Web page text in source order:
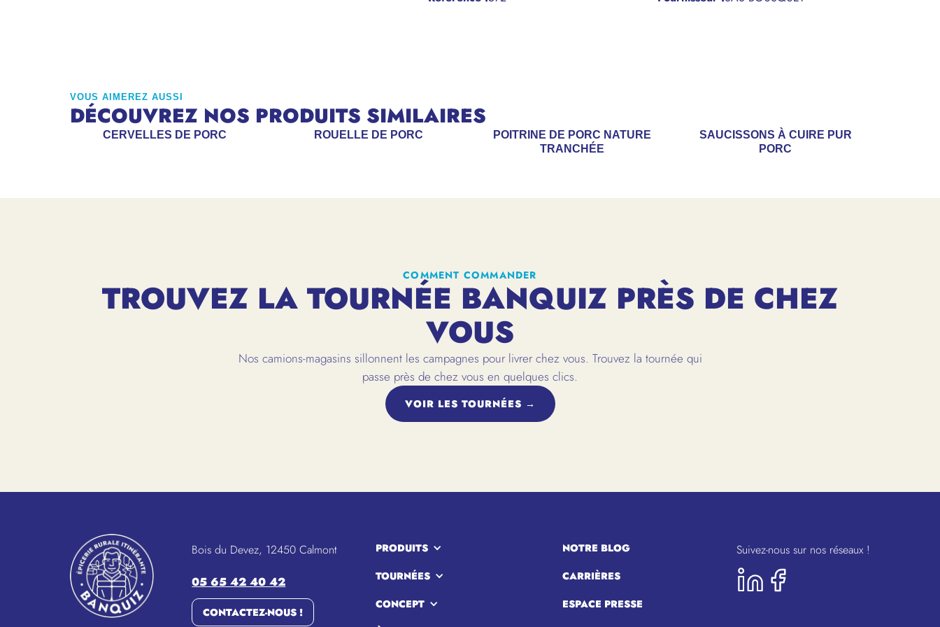
VOUS AIMEREZ AUSSI
DÉCOUVREZ NOS PRODUITS SIMILAIRES
CERVELLES DE PORC ROUELLE DE PORC
POITRINE DE PORC NATURE
TRANCHÉE
SAUCISSONS À CUIRE PUR
PORC
COMMENT COMMANDER
TROUVEZ LA TOURNÉE BANQUIZ PRÈS DE CHEZ
VOUS
Nos camions-magasins sillonnent les campagnes pour livrer chez vous. Trouvez la tournée qui
passe près de chez vous en quelques clics.
VOIR LES TOURNÉES →
Bois du Devez, 12450 Calmont
05 65 42 40 42
CONTACTEZ-NOUS !
PRODUITS
TOURNÉES
CONCEPT
NOTRE BLOG
CARRIÈRES
ESPACE PRESSE
Suivez-nous sur nos réseaux !